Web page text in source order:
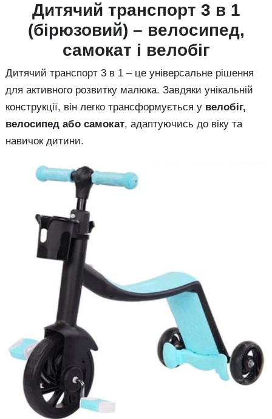
Дитячий транспорт 3 в 1
(бірюзовий) – велосипед,
самокат і велобіг
Дитячий транспорт 3 в 1 – це універсальне рішення
для активного розвитку малюка. Завдяки унікальній
конструкції, він легко трансформується у велобіг,
велосипед або самокат, адаптуючись до віку та
навичок дитини.